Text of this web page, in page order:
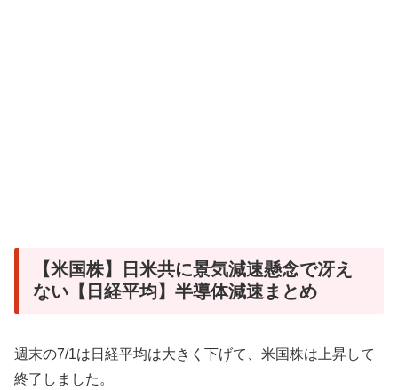
【米国株】日米共に景気減速懸念で冴え
ない【日経平均】半導体減速まとめ
週末の7/1は日経平均は大きく下げて、米国株は上昇して
終了しました。